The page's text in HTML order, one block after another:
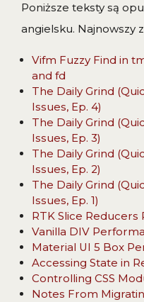
Poniższe teksty są
angielsku. Najnowszy
Vifm Fuzzy Find in
and fd
The Daily Grind
Issues, Ep. 4)
The Daily Grind
Issues, Ep. 3)
The Daily Grind
Issues, Ep. 2)
The Daily Grind
Issues, Ep. 1)
RTK Slice
Vanilla DIV
Material UI 5 Box
Accessing State in
Controlling CSS
Notes From